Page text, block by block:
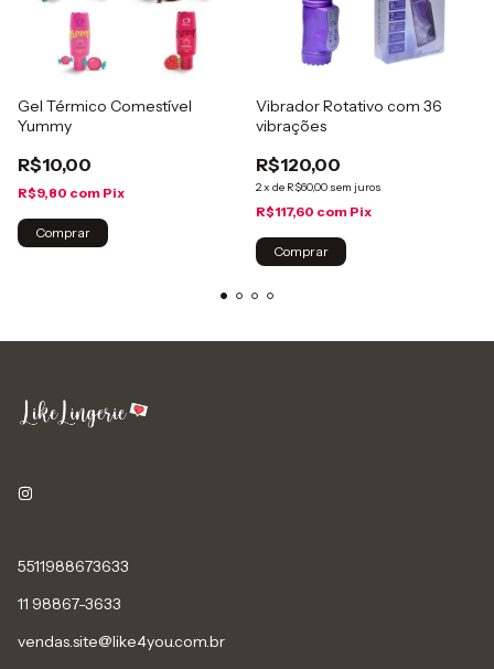
Gel Térmico Comestível
Yummy
R$10,00
R$9,80 com Pix
Comprar
Vibrador Rotativo com 36
vibrações
R$120,00
2x de R$60,00 sem juros
R$117,60 com Pix
Comprar
5511988673633
11 98867-3633
vendas.site@like4you.com.br